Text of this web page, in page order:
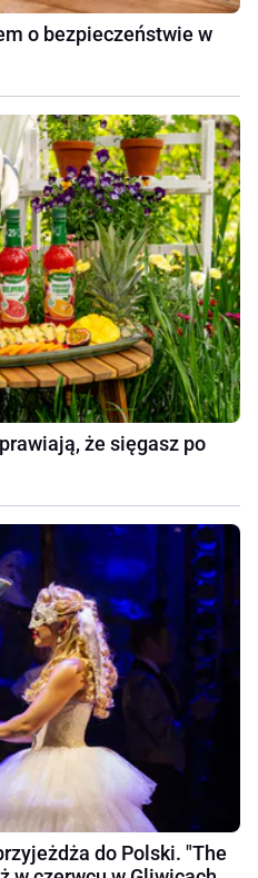
o bezpieczeństwie w
że sięgasz po
do Polski. "The